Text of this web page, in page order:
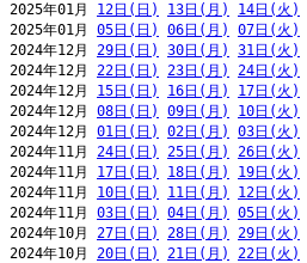
2025年01月 12日(日) 13日(月) 14日(火)
2025年01月 05日(日) 06日(月) 07日(火)
2024年12月 29日(日) 30日(月) 31日(火)
2024年12月 22日(日) 23日(月) 24日(火)
2024年12月 15日(日) 16日(月) 17日(火)
2024年12月 08日(日) 09日(月) 10日(火)
2024年12月 01日(日) 02日(月) 03日(火)
2024年11月 24日(日) 25日(月) 26日(火)
2024年11月 17日(日) 18日(月) 19日(火)
2024年11月 10日(日) 11日(月) 12日(火)
2024年11月 03日(日) 04日(月) 05日(火)
2024年10月 27日(日) 28日(月) 29日(火)
2024年10月 20日(日) 21日(月) 22日(火)